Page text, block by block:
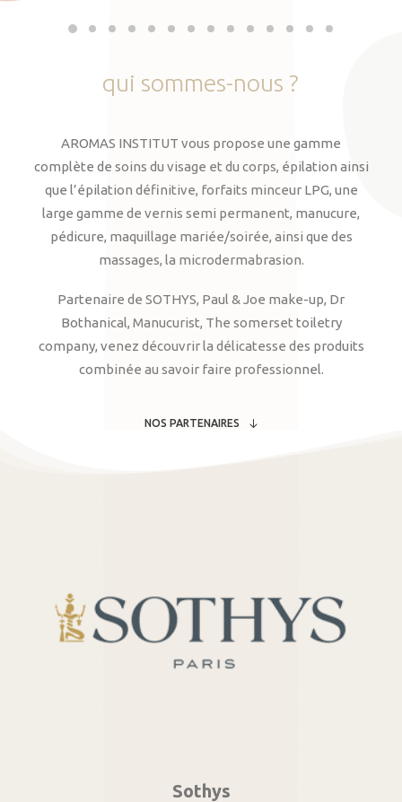
qui sommes-nous ?
AROMAS INSTITUT vous propose une gamme
complète de soins du visage et du corps, épilation ainsi
que l’épilation définitive, forfaits minceur LPG, une
large gamme de vernis semi permanent, manucure,
pédicure, maquillage mariée/soirée, ainsi que des
massages, la microdermabrasion.
Partenaire de SOTHYS, Paul & Joe make-up, Dr
Bothanical, Manucurist, The somerset toiletry
company, venez découvrir la délicatesse des produits
combinée au savoir faire professionnel.
NOS PARTENAIRES
Sothys